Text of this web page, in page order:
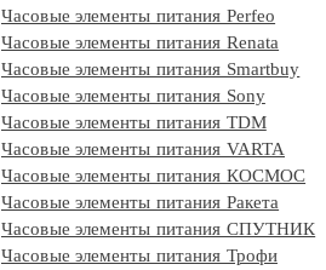
Часовые элементы питания Perfeo
Часовые элементы питания Renata
Часовые элементы питания Smartbuy
Часовые элементы питания Sony
Часовые элементы питания TDM
Часовые элементы питания VARTA
Часовые элементы питания КОСМОС
Часовые элементы питания Ракета
Часовые элементы питания СПУТНИК
Часовые элементы питания Трофи